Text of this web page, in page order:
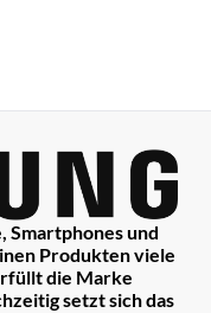
Smartphones und
Produkten viele
die Marke
setzt sich das